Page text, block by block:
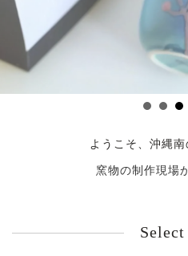
ようこそ、沖縄
窯物の制作現場